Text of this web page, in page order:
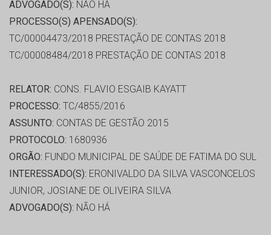
ADVOGADO(S): NÃO HÁ
PROCESSO(S) APENSADO(S):
TC/00004473/2018 PRESTAÇÃO DE CONTAS 2018
TC/00008484/2018 PRESTAÇÃO DE CONTAS 2018
RELATOR: CONS. FLAVIO ESGAIB KAYATT
PROCESSO: TC/4855/2016
ASSUNTO: CONTAS DE GESTÃO 2015
PROTOCOLO: 1680936
ORGÃO: FUNDO MUNICIPAL DE SAÚDE DE FATIMA DO SUL
INTERESSADO(S): ERONIVALDO DA SILVA VASCONCELOS
JUNIOR, JOSIANE DE OLIVEIRA SILVA
ADVOGADO(S): NÃO HÁ